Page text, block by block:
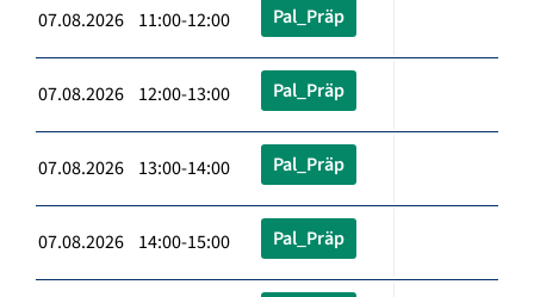
07.08.2026 11:00-12:00 Pal_Präp
07.08.2026 12:00-13:00 Pal_Präp
07.08.2026 13:00-14:00 Pal_Präp
07.08.2026 14:00-15:00 Pal_Präp